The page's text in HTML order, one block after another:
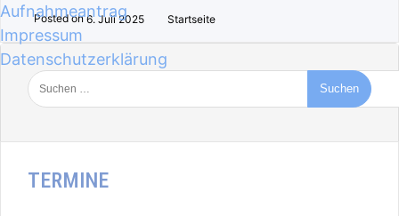
Aufnahmeantrag
Impressum
Datenschutzerklärung
Posted on6. Juli 2025 Startseite
TERMINE